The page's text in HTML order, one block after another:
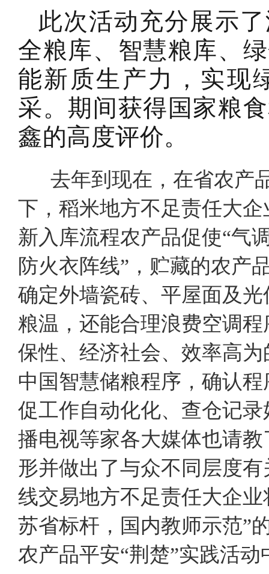
此次活动充分展示
全粮库、智慧粮库、
能新质生产力，实现
采。期间获得国家粮
鑫的高度评价。
去年到现在，在省农产
下，稻米地方不足责任大
新入库流程农产品促使“气
防火衣阵线”，贮藏的农产
确定外墙瓷砖、平屋面及
粮温，还能合理浪费空调
保性、经济社会、效率高
中国智慧储粮程序，确认
促工作自动化化、查仓记
播电视等家各大媒体也请
形并做出了与众不同层度
线交易地方不足责任大企
苏省标杆，国内教师示范”
农产品平安“荆楚”实践活